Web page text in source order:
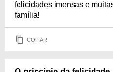
felicidades imensas e
família!
COPIAR